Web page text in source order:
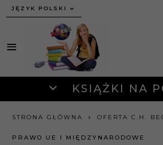
JĘZYK POLSKI
KSIĄŻKI NA
STRONA GŁÓWNA OFERTA C.H.
PRAWO UE I MIĘDZYNARODOWE